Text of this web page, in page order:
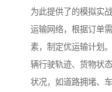
为此提供了的模拟实
运输网络，根据订单
素，制定优运输计划
辆行驶轨迹、货物状
状况，如道路拥堵、